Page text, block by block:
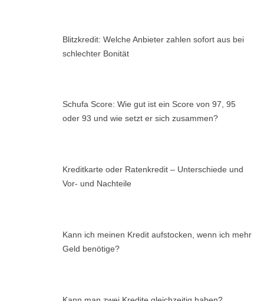
Blitzkredit: Welche Anbieter zahlen sofort aus bei
schlechter Bonität
Schufa Score: Wie gut ist ein Score von 97, 95
oder 93 und wie setzt er sich zusammen?
Kreditkarte oder Ratenkredit – Unterschiede und
Vor- und Nachteile
Kann ich meinen Kredit aufstocken, wenn ich mehr
Geld benötige?